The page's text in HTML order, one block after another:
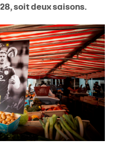
soit deux saisons.